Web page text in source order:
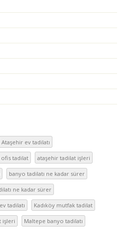
Ataşehir ev tadilatı
tadilat ataşehir tadilat işleri
banyo tadilatı ne kadar sürer
ne kadar sürer
tadilatı Kadıköy mutfak tadilat
işleri Maltepe banyo tadilatı